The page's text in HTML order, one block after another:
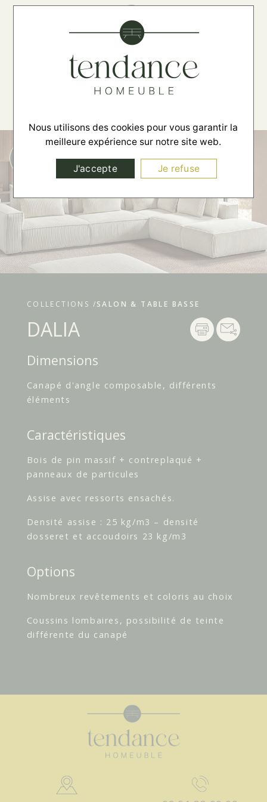
☰
COLLECTIONS /SALON & TABLE BASSE
DALIA
Dimensions
Canapé d'angle composable, différents
éléments
Caractéristiques
Bois de pin massif + contreplaqué +
panneaux de particules
Assise avec ressorts ensachés.
Densité assise : 25 kg/m3 – densité
dosseret et accoudoirs 23 kg/m3
Options
Nombreux revêtements et coloris au choix
Coussins lombaires, possibilité de teinte
différente du canapé
Nous utilisons des cookies pour vous garantir la
meilleure expérience sur notre site web.
J'accepte Je refuse